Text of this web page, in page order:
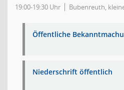
19:00-19:30 Uhr Bubenreuth,
Öffentliche
Niederschrift öffentlich